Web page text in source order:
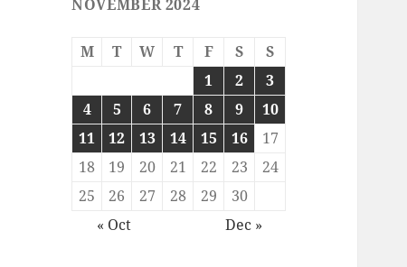
NOVEMBER 2024
M T W T F S
S
1
2
3
4
5 6 7 8 9
10
11
12 13 14 15 16
17
18
19 20 21 22 23
24
25
26 27 28 29
30
« Oct
Dec »